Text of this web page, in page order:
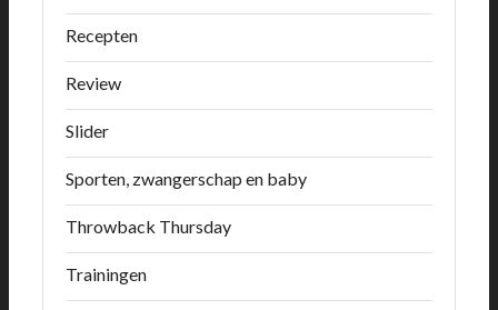
Recepten
Review
Slider
Sporten, zwangerschap en baby
Throwback Thursday
Trainingen